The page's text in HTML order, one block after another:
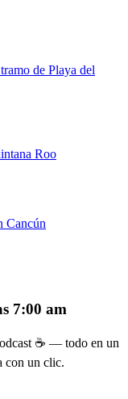
de Playa del
Roo
Cancún
7:00 am
☕ — todo en un
con un clic.